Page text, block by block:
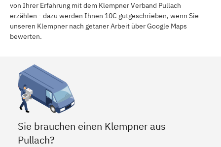
von Ihrer Erfahrung mit dem Klempner Verband Pullach
erzählen - dazu werden Ihnen 10€ gutgeschrieben, wenn Sie
unseren Klempner nach getaner Arbeit über Google Maps
bewerten.
Sie brauchen einen Klempner aus
Pullach?